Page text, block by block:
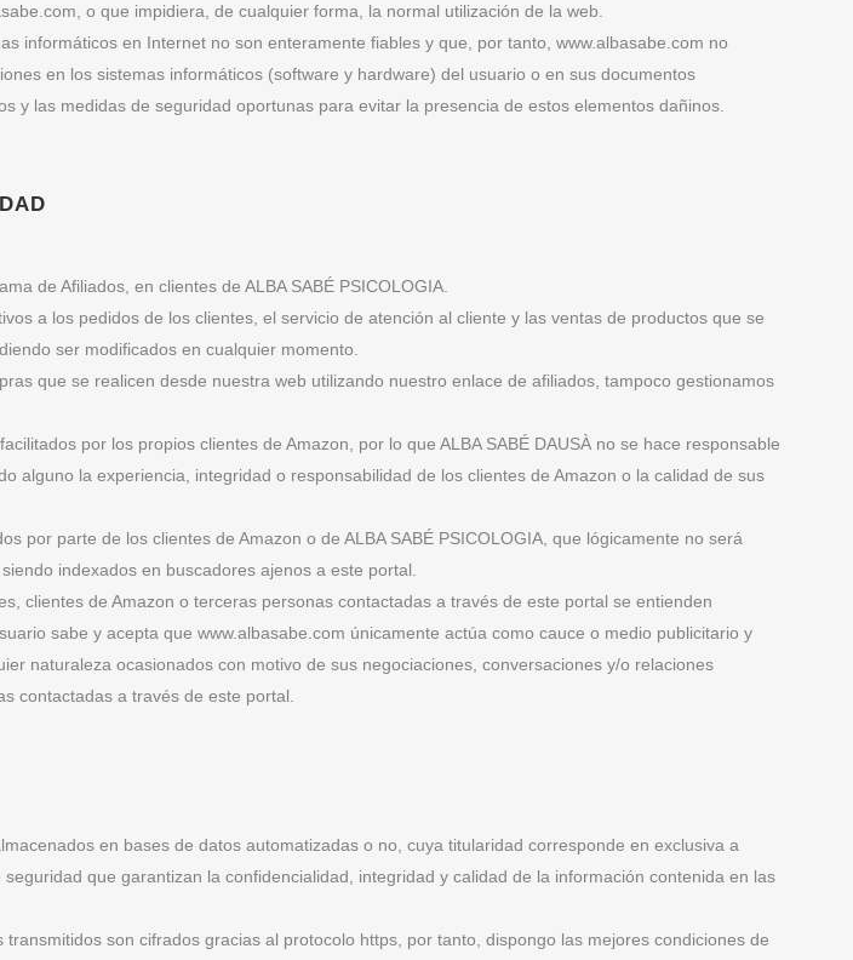
o que impidiera, de cualquier forma, la normal utilización de la web.
informáticos en Internet no son enteramente fiables y que, por tanto, www.albasabe.com no
en los sistemas informáticos (software y hardware) del usuario o en sus documentos
las medidas de seguridad oportunas para evitar la presencia de estos elementos dañinos.
de Afiliados, en clientes de ALBA SABÉ PSICOLOGIA.
a los pedidos de los clientes, el servicio de atención al cliente y las ventas de productos que se
ser modificados en cualquier momento.
que se realicen desde nuestra web utilizando nuestro enlace de afiliados, tampoco gestionamos
por los propios clientes de Amazon, por lo que ALBA SABÉ DAUSÀ no se hace responsable
la experiencia, integridad o responsabilidad de los clientes de Amazon o la calidad de sus
por parte de los clientes de Amazon o de ALBA SABÉ PSICOLOGIA, que lógicamente no será
indexados en buscadores ajenos a este portal.
clientes de Amazon o terceras personas contactadas a través de este portal se entienden
sabe y acepta que www.albasabe.com únicamente actúa como cauce o medio publicitario y
naturaleza ocasionados con motivo de sus negociaciones, conversaciones y/o relaciones
contactadas a través de este portal.
en bases de datos automatizadas o no, cuya titularidad corresponde en exclusiva a
que garantizan la confidencialidad, integridad y calidad de la información contenida en las
son cifrados gracias al protocolo https, por tanto, dispongo las mejores condiciones de